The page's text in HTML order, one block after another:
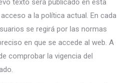
texto será publicado en esta
a la política actual. En cada
se regirá por las normas
en que se accede al web. A
comprobar la vigencia del